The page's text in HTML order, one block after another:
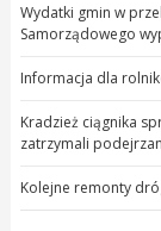
Wydatki gmin w
Samorządowego
Informacja dla
Kradzież ciągnika
zatrzymali
Kolejne remonty